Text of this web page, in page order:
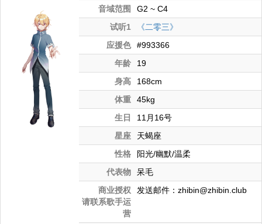
音域范围
G2 ~ C4
试听1
《二零三》
应援色
#993366
年龄
19
身高
168cm
体重
45kg
生日
11月16号
星座
天蝎座
性格
阳光/幽默/温柔
代表物
呆毛
商业授权
请联系歌手运
营
发送邮件：zhibin@zhibin.club